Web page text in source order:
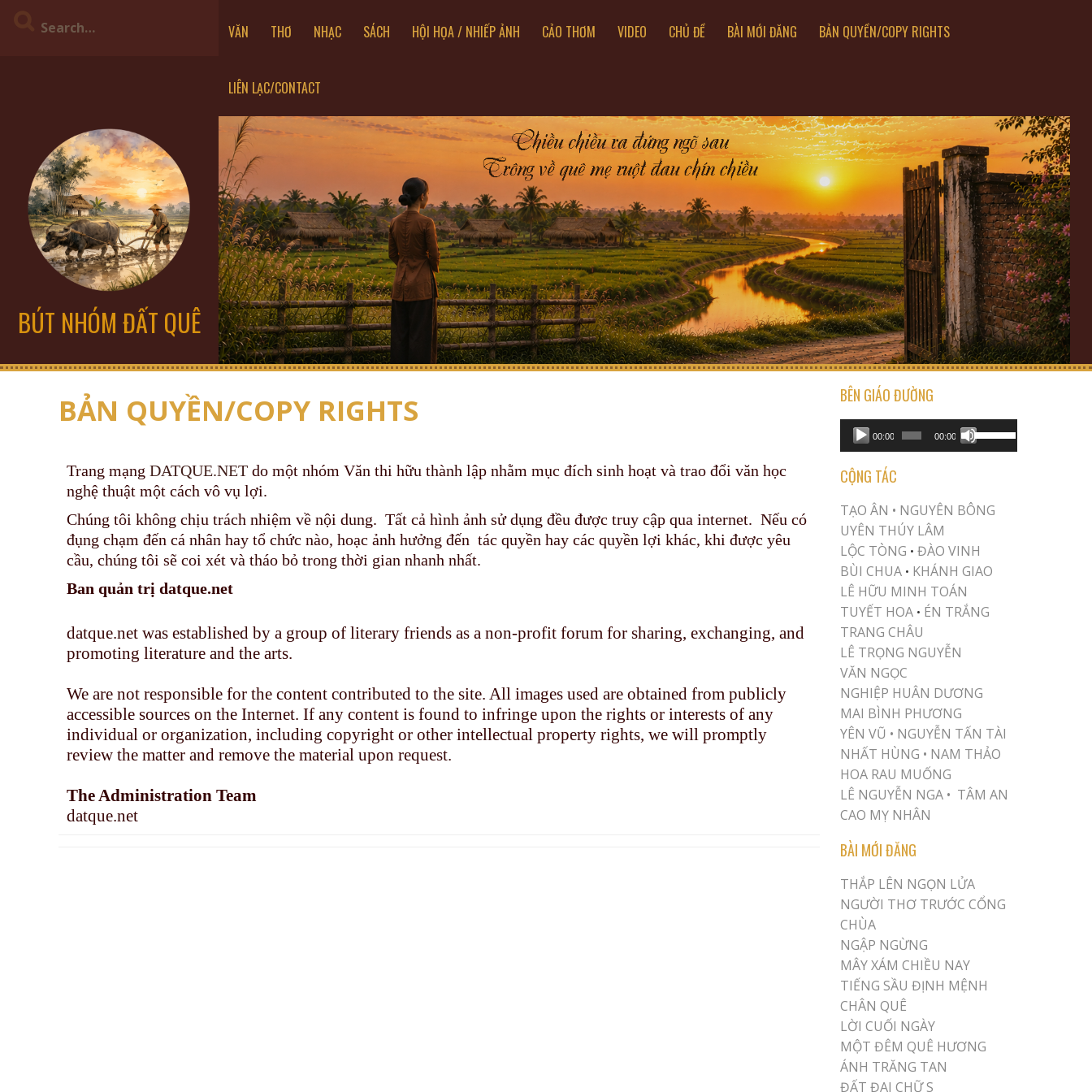
VĂN THƠ NHẠC SÁCH HỘI HỌA / NHIẾP ẢNH CẢO THƠM VIDEO CHỦ ĐỀ BÀI MỚI ĐĂNG BẢN QUYỀN/COPY RIGHTS
LIÊN LẠC/CONTACT
BÚT NHÓM ĐẤT QUÊ
BẢN QUYỀN/COPY RIGHTS
Trang mạng DATQUE.NET do một nhóm Văn thi hữu thành lập nhằm mục đích sinh hoạt và trao đổi văn học
nghệ thuật một cách vô vụ lợi.
Chúng tôi không chịu trách nhiệm về nội dung. Tất cả hình ảnh sử dụng đều được truy cập qua internet. Nếu có
đụng chạm đến cá nhân hay tổ chức nào, hoạc ảnh hưởng đến tác quyền hay các quyền lợi khác, khi được yêu
cầu, chúng tôi sẽ coi xét và tháo bỏ trong thời gian nhanh nhất.
Ban quản trị datque.net
datque.net was established by a group of literary friends as a non-profit forum for sharing, exchanging, and
promoting literature and the arts.
We are not responsible for the content contributed to the site. All images used are obtained from publicly
accessible sources on the Internet. If any content is found to infringe upon the rights or interests of any
individual or organization, including copyright or other intellectual property rights, we will promptly
review the matter and remove the material upon request.
The Administration Team
datque.net
BÊN GIÁO ĐƯỜNG
Audio
Player
00:00 00:00
USE UP/DOWN ARROW KEYS TO INCREASE OR DECREASE VOLUME.
CỘNG TÁC
TẠO ÂN • NGUYÊN BÔNG
UYÊN THÚY LÂM
LỘC TÒNG •ĐÀO VINH
BÙI CHUA • KHÁNH GIAO
LÊ HỮU MINH TOÁN
TUYẾT HOA • ÉN TRẮNG
TRANG CHÂU
LÊ TRỌNG NGUYỄN
VĂN NGỌC
NGHIỆP HUÂN DƯƠNG
MAI BÌNH PHƯƠNG
YÊN VŨ • NGUYỄN TẤN TÀI
NHẤT HÙNG • NAM THẢO
HOA RAU MUỐNG
LÊ NGUYỄN NGA • TÂM AN
CAO MỴ NHÂN
BÀI MỚI ĐĂNG
THẮP LÊN NGỌN LỬA
NGƯỜI THƠ TRƯỚC CỔNG
CHÙA
NGẬP NGỪNG
MÂY XÁM CHIỀU NAY
TIẾNG SẦU ĐỊNH MỆNH
CHÂN QUÊ
LỜI CUỐI NGÀY
MỘT ĐÊM QUÊ HƯƠNG
ÁNH TRĂNG TAN
ĐẤT ĐAI CHỮ S